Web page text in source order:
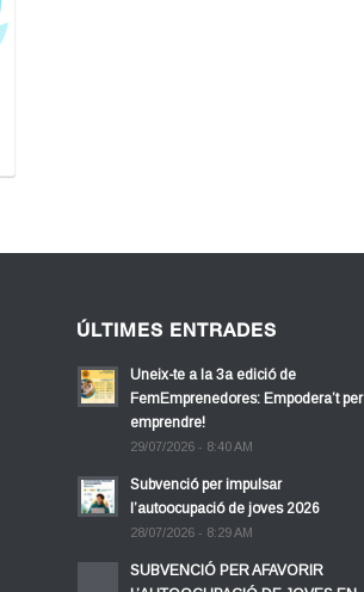
ÚLTIMES ENTRADES
Uneix-te a la 3a edició de
FemEmprenedores: Empodera’t per
emprendre!
29/07/2026 - 8:40 AM
Subvenció per impulsar
l’autoocupació de joves 2026
28/07/2026 - 8:29 AM
SUBVENCIÓ PER AFAVORIR